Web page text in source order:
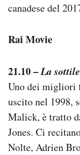
canadese del
Rai Movie
21.10 –La
Uno dei migliori
uscito nel 1998,
Malick, è tratto
Jones. Ci
Nolte, Adrien